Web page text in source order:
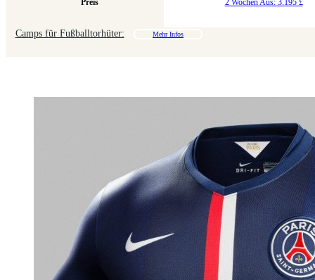
Preis 2 Wochen Aus: 3.195 £
Camps für Fußballtorhüter: Mehr Infos